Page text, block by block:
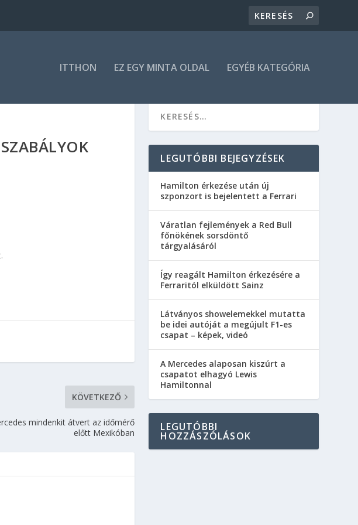
ITTHON EZ EGY MINTA OLDAL EGYÉB KATEGÓRIA
KÖVETKEZŐ
mindenkit átvert az időmérő
előtt Mexikóban
LEGUTÓBBI BEJEGYZÉSEK
Hamilton érkezése után új
szponzort is bejelentett a Ferrari
Váratlan fejlemények a Red Bull
főnökének sorsdöntő
tárgyalásáról
Így reagált Hamilton érkezésére a
Ferraritól elküldött Sainz
Látványos showelemekkel mutatta
be idei autóját a megújult F1-es
csapat – képek, videó
A Mercedes alaposan kiszúrt a
csapatot elhagyó Lewis
Hamiltonnal
LEGUTÓBBI
HOZZÁSZÓLÁSOK